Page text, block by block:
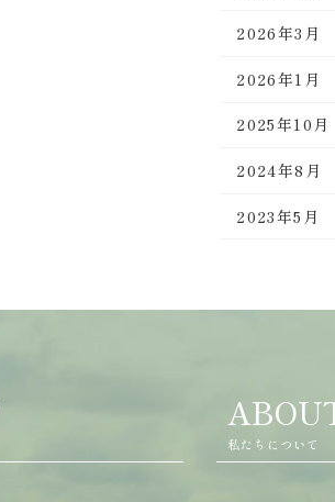
2026年3月
2026年1月
2025年10月
2024年8月
2023年5月
私たちについて